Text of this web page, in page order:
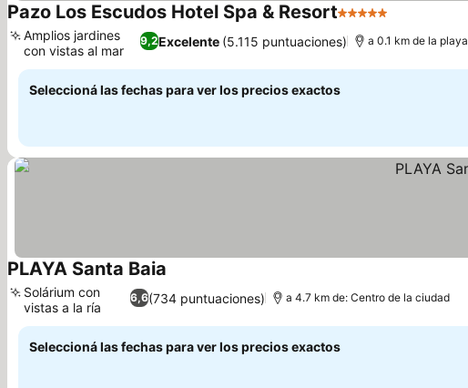
Pazo Los Escudos Hotel Spa & Resort5 Estrellas
9,2Excelente (5.115 puntuaciones)
Amplios jardines
con vistas al mar
a 0.1 km de la playa
Seleccioná las fechas para ver los precios exactos
PLAYA Santa Baia
6,6(734 puntuaciones)
Solárium con
vistas a la ría
a 4.7 km de: Centro de la ciudad
Seleccioná las fechas para ver los precios exactos